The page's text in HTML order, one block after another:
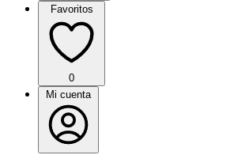
Favoritos
0
Mi cuenta